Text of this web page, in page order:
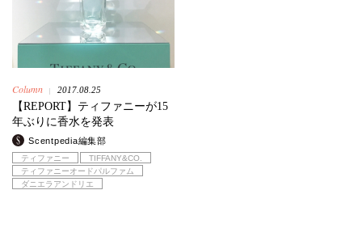
Column | 2017.08.25
【REPORT】ティファニーが15
年ぶりに香水を発表
Scentpedia編集部
ティファニー
TIFFANY&CO.
ティファニーオードパルファム
ダニエラアンドリエ